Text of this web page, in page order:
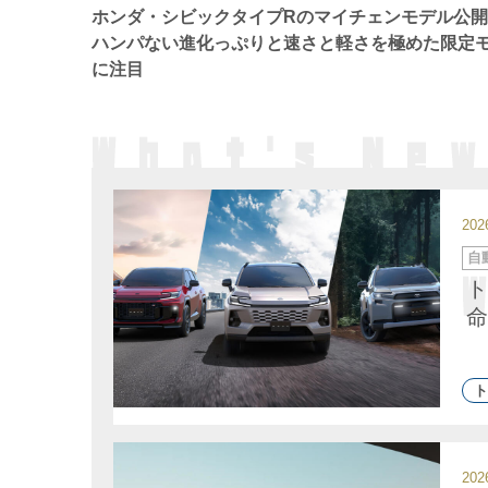
ホンダ・シビックタイプRのマイチェンモデル
ハンパない進化っぷりと速さと軽さを極めた限定
に注目
ー
カ
テ
ゴ
ー
自